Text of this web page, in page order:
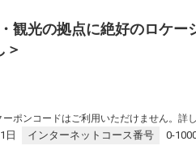
観光の拠点に絶好のロケー
＞
ポンコードはご利用いただけません。詳
日 インターネットコース番号 0-